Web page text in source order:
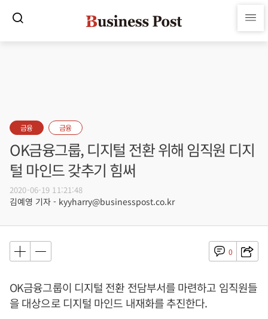
금융 금융
OK금융그룹, 디지털 전환 위해 임직원 디지
털 마인드 갖추기 힘써
2020-06-19 11:21:48
김예영 기자 - kyyharry@businesspost.co.kr
0
OK금융그룹이 디지털 전환 전담부서를 마련하고 임직원들
을 대상으로 디지털 마인드 내재화를 추진한다.